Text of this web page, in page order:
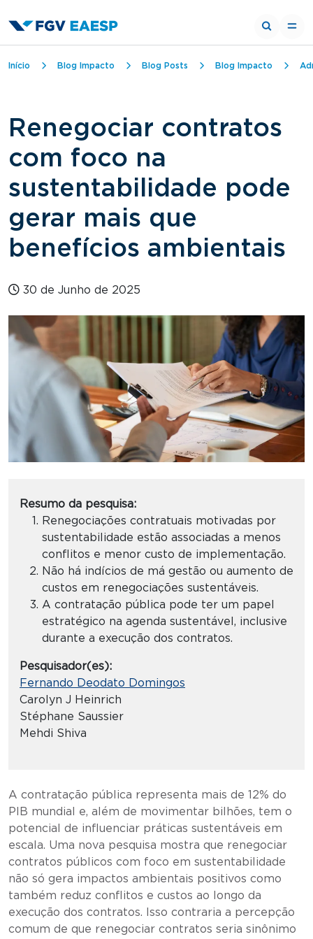
Trilha de navegação
Início Blog Impacto Blog Posts Blog Impacto
Renegociar contratos
com foco na
sustentabilidade pode
gerar mais que
benefícios ambientais
30 de Junho de 2025
Resumo da pesquisa:
Renegociações contratuais motivadas por
sustentabilidade estão associadas a menos
conflitos e menor custo de implementação.
Não há indícios de má gestão ou aumento de
custos em renegociações sustentáveis.
A contratação pública pode ter um papel
estratégico na agenda sustentável, inclusive
durante a execução dos contratos.
Pesquisador(es):
Fernando Deodato Domingos
Carolyn J Heinrich
Stéphane Saussier
Mehdi Shiva
A contratação pública representa mais de 12% do
PIB mundial e, além de movimentar bilhões, tem o
potencial de influenciar práticas sustentáveis em
escala. Uma nova pesquisa mostra que renegociar
contratos públicos com foco em sustentabilidade
não só gera impactos ambientais positivos como
também reduz conflitos e custos ao longo da
execução dos contratos. Isso contraria a percepção
comum de que renegociar contratos seria sinônimo